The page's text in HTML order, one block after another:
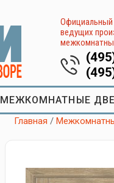
Официальный
ведущих
МЕЖКОМНАТНЫЕ
Главная /